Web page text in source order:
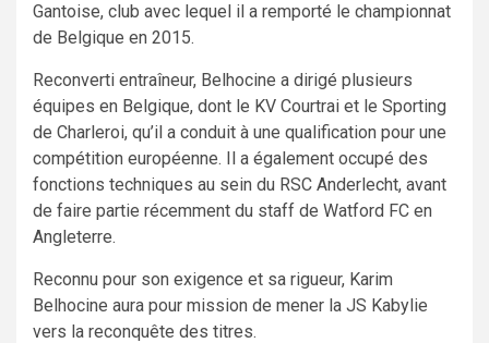
Gantoise, club avec lequel il a remporté le championnat
de Belgique en 2015.
Reconverti entraîneur, Belhocine a dirigé plusieurs
équipes en Belgique, dont le KV Courtrai et le Sporting
de Charleroi, qu’il a conduit à une qualification pour une
compétition européenne. Il a également occupé des
fonctions techniques au sein du RSC Anderlecht, avant
de faire partie récemment du staff de Watford FC en
Angleterre.
Reconnu pour son exigence et sa rigueur, Karim
Belhocine aura pour mission de mener la JS Kabylie
vers la reconquête des titres.